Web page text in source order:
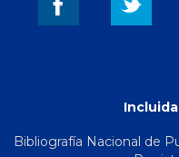
Bibliografía Nacional de